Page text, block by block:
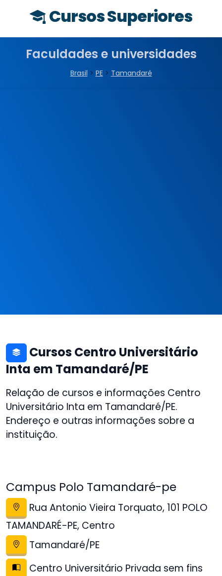
Cursos Superiores
Faculdades e universidades
Brasil > PE > Tamandaré
Cursos Centro Universitário
Inta em Tamandaré/PE
Relação de cursos e informações Centro
Universitário Inta em Tamandaré/PE.
Endereço e outras informações sobre a
instituição.
Campus Polo Tamandaré-pe
Rua Antonio Vieira Torquato, 101 POLO
TAMANDARÉ-PE, Centro
Tamandaré/PE
Centro Universitário Privada sem fins